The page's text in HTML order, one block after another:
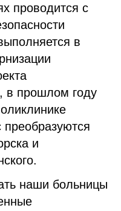
проводится с
в
в прошлом году
и
наши больницы